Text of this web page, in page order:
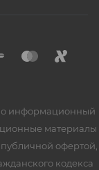
информационный
материалы
офертой,
кодекса